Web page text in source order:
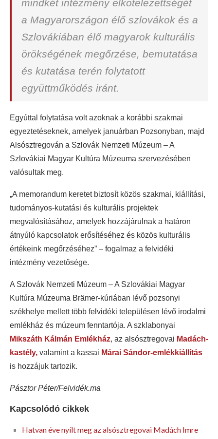
mindkét intézmény elkötelezettségét
a Magyarországon élő szlovákok és a
Szlovákiában élő magyarok kulturális
örökségének megőrzése, bemutatása
és kutatása terén folytatott
együttműködés iránt.
Egyúttal folytatása volt azoknak a korábbi szakmai
egyeztetéseknek, amelyek januárban Pozsonyban, majd
Alsósztregován a Szlovák Nemzeti Múzeum – A
Szlovákiai Magyar Kultúra Múzeuma szervezésében
valósultak meg.
„A memorandum keretet biztosít közös szakmai, kiállítási,
tudományos-kutatási és kulturális projektek
megvalósításához, amelyek hozzájárulnak a határon
átnyúló kapcsolatok erősítéséhez és közös kulturális
értékeink megőrzéséhez” – fogalmaz a felvidéki
intézmény vezetősége.
A Szlovák Nemzeti Múzeum – A Szlovákiai Magyar
Kultúra Múzeuma Brämer-kúriában lévő pozsonyi
székhelye mellett több felvidéki településen lévő irodalmi
emlékház és múzeum fenntartója. A szklabonyai
Mikszáth Kálmán Emlékház, az alsósztregovai Madách-
kastély, valamint a kassai Márai Sándor-emlékkiállítás
is hozzájuk tartozik.
Pásztor Péter/Felvidék.ma
Kapcsolódó cikkek
Hatvan éve nyílt meg az alsósztregovai Madách Imre